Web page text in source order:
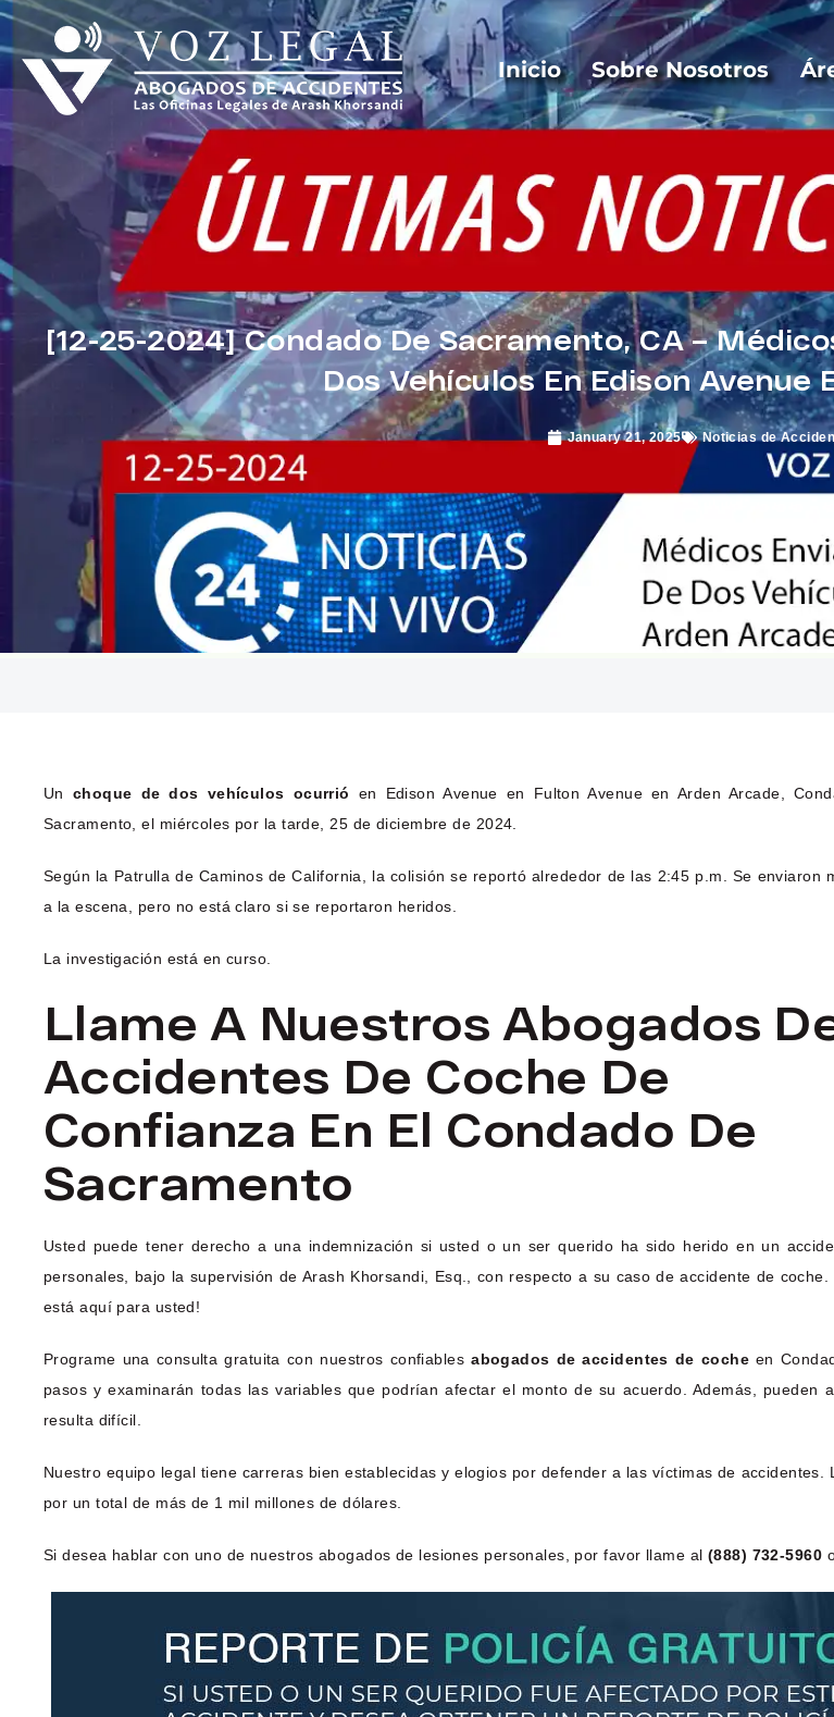
Inicio Sobre Nosotros
[12-25-2024] Condado De Sacramento, CA –
Dos Vehículos En Edison Avenue
January 21, 2025 Noticias de
Un choque de dos vehículos ocurrió
en Edison Avenue en Fulton Avenue en Arden Arcade,
Sacramento, el miércoles por la tarde, 25 de diciembre de 2024.
Según la Patrulla de Caminos de California, la colisión se reportó alrededor de las 2:45 p.m. Se enviaron
a la escena, pero no está claro si se reportaron heridos.
La investigación está en curso.
Llame A Nuestros Abogados
Accidentes De Coche De
Confianza En El Condado De
Sacramento
Usted puede tener derecho a una indemnización si usted o un ser querido ha sido herido en un
personales, bajo la supervisión de Arash Khorsandi, Esq., con respecto a su caso de accidente de
está aquí para usted!
Programe una consulta gratuita con nuestros confiablesabogados de accidentes de cocheen
pasos y examinarán todas las variables que podrían afectar el monto de su acuerdo. Además,
resulta difícil.
Nuestro equipo legal tiene carreras bien establecidas y elogios por defender a las víctimas de
por un total de más de 1 mil millones de dólares.
Si desea hablar con uno de nuestros abogados de lesiones personales, por favor llame al (888) 732-5960